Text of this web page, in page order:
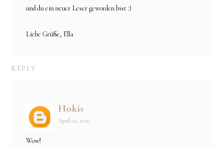
und du ein neuer Leser geworden bist :)
Liebe Grüße, Ella
REPLY
Hokis
April 02, 2016
Wow!